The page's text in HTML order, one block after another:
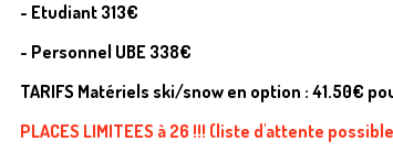
- Etudiant 313€
- Personnel UBE 338€
TARIFS Matériels ski/snow en option : 41.50€
PLACES LIMITEES à 26 !!! (liste d'attente